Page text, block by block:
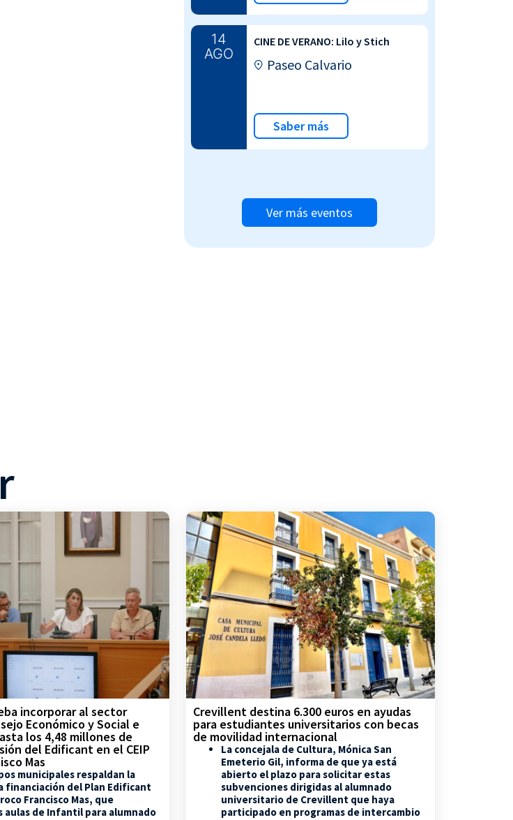
14
AGO
CINE DE VERANO: Lilo y Stich
Paseo Calvario
Saber más
Ver más eventos
incorporar al sector
Económico y Social e
los 4,48 millones de
del Edificant en el CEIP
Mas
municipales respaldan la
financiación del Plan Edificant
Francisco Mas, que
aulas de Infantil para alumnado
Crevillent destina 6.300 euros en ayudas
para estudiantes universitarios con becas
de movilidad internacional
La concejala de Cultura, Mónica San
Emeterio Gil, informa de que ya está
abierto el plazo para solicitar estas
subvenciones dirigidas al alumnado
universitario de Crevillent que haya
participado en programas de intercambio